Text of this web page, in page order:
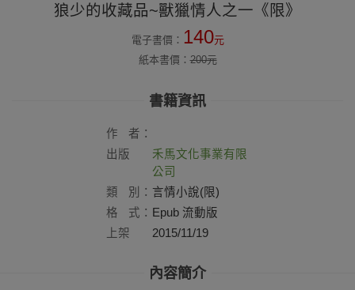
狼少的收藏品~獸獵情人之一《限》
電子書價： 140元
紙本書價：200元
書籍資訊
作
者：
出版
禾馬文化事業有限
公司
類
別： 言情小說(限)
格
式： Epub 流動版
上架
2015/11/19
內容簡介